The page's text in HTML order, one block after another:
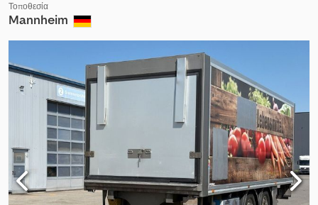
Τοποθεσία
Mannheim